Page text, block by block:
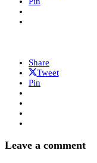
Share
Tweet
Pin
Leave a comment